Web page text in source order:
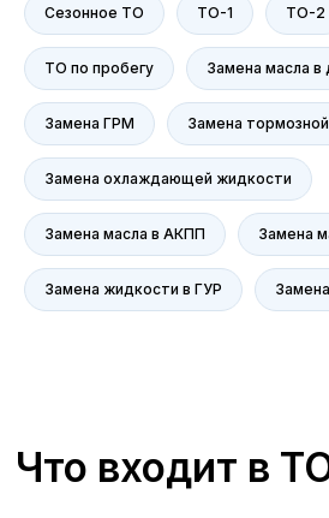
Сезонное ТО ТО-1 ТО-2
ТО по пробегу Замена масла в
Замена ГРМ Замена
Замена охлаждающей жидкости
Замена масла в АКПП Замена
Замена жидкости в ГУР
о вашем комфорте и
на дороге. Наша команда делает
всё возможное, чтобы ваш
автомобиль всегда был в
состоянии. Мне действительно
всё равно, и я гарантирую, что
решим все ваши вопросы с
вниманием к каждой детали.
Если у вас есть вопросы или
предложения, мы всегда готовы
помочь. Ваше доверие — наша
главная ценность.